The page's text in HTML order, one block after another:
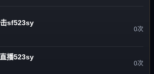
sf523sy
0次
播523sy
0次